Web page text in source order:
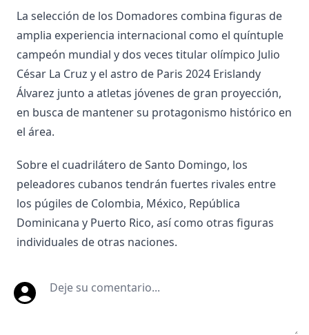
La selección de los Domadores combina figuras de
amplia experiencia internacional como el quíntuple
campeón mundial y dos veces titular olímpico Julio
César La Cruz y el astro de Paris 2024 Erislandy
Álvarez junto a atletas jóvenes de gran proyección,
en busca de mantener su protagonismo histórico en
el área.
Sobre el cuadrilátero de Santo Domingo, los
peleadores cubanos tendrán fuertes rivales entre
los púgiles de Colombia, México, República
Dominicana y Puerto Rico, así como otras figuras
individuales de otras naciones.
Deje su comentario